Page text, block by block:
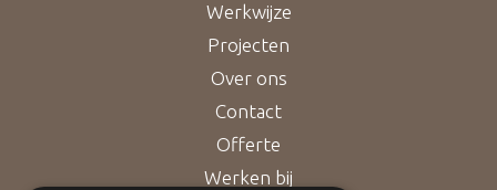
Werkwijze
Projecten
Over ons
Contact
Offerte
Werken bij